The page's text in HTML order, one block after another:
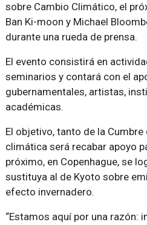
sobre Cambio Climático, el
Ban Ki-moon y Michael
durante una rueda de prensa.
El evento consistirá en
seminarios y contará con el
gubernamentales, artistas,
académicas.
El objetivo, tanto de la
climática será recabar apoyo
próximo, en Copenhague, se
sustituya al de Kyoto sobre
efecto invernadero.
“Estamos aquí por una razón: